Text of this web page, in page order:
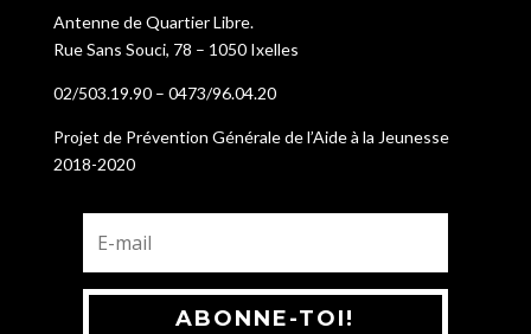
Antenne de Quartier Libre.
Rue Sans Souci, 78 – 1050 Ixelles
02/503.19.90 – 0473/96.04.20
Projet de Prévention Générale de l’Aide à la Jeunesse
2018-2020
ABONNE-TOI!